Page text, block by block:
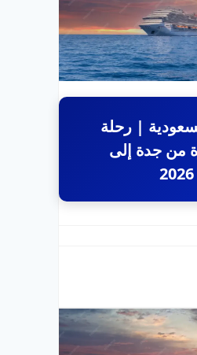
| رحلة
من جدة إلى